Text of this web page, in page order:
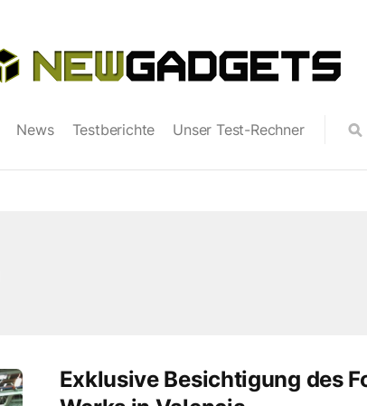
News Testberichte Unser Test-Rechner
Exklusive Besichtigung des